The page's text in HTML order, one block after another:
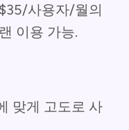
사용자/월의
이용 가능.
맞게 고도로 사